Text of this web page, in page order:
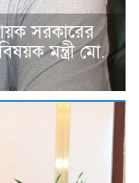
সরকারের
মন্ত্রী মো.